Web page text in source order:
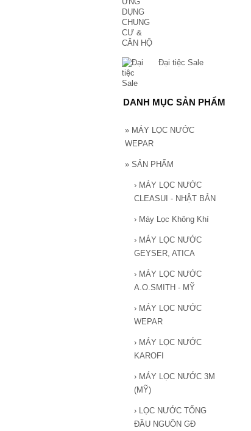
Đại tiệc Sale
DANH MỤC SẢN PHẨM
» MÁY LỌC NƯỚC
WEPAR
» SẢN PHẨM
› MÁY LỌC NƯỚC
CLEASUI - NHẬT BẢN
› Máy Lọc Không Khí
› MÁY LỌC NƯỚC
GEYSER, ATICA
› MÁY LỌC NƯỚC
A.O.SMITH - MỸ
› MÁY LỌC NƯỚC
WEPAR
› MÁY LỌC NƯỚC
KAROFI
› MÁY LỌC NƯỚC 3M
(MỸ)
› LỌC NƯỚC TỔNG
ĐẦU NGUỒN GĐ